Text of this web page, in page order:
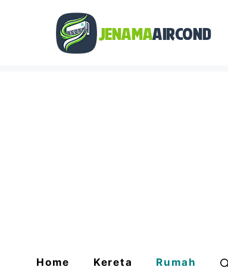
Home Kereta Rumah